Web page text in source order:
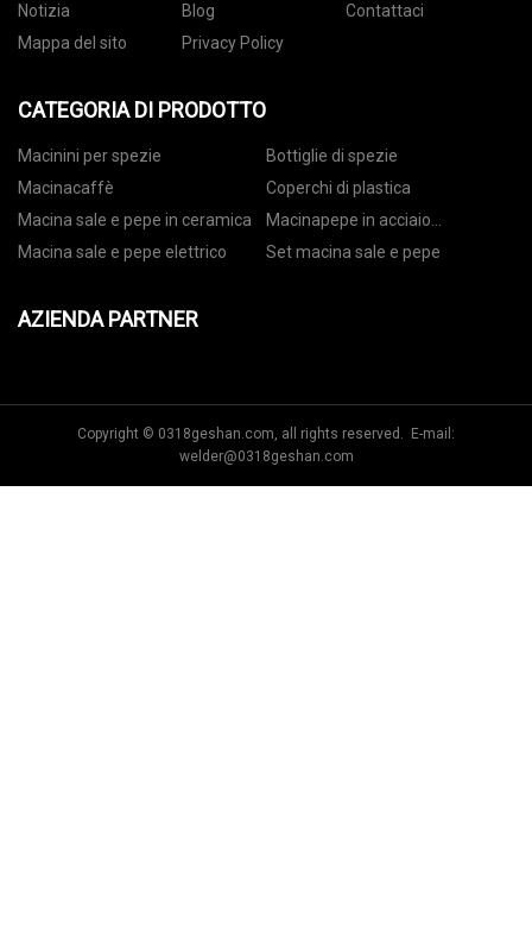
Notizia
Blog
Contattaci
Mappa del sito
Privacy Policy
CATEGORIA DI PRODOTTO
Macinini per spezie
Bottiglie di spezie
Macinacaffè
Coperchi di plastica
Macina sale e pepe in ceramica
Macinapepe in acciaio
inossidabile
Macina sale e pepe elettrico Set macina sale e pepe
AZIENDA PARTNER
Copyright © 0318geshan.com, all rights reserved. E-mail:
welder@0318geshan.com